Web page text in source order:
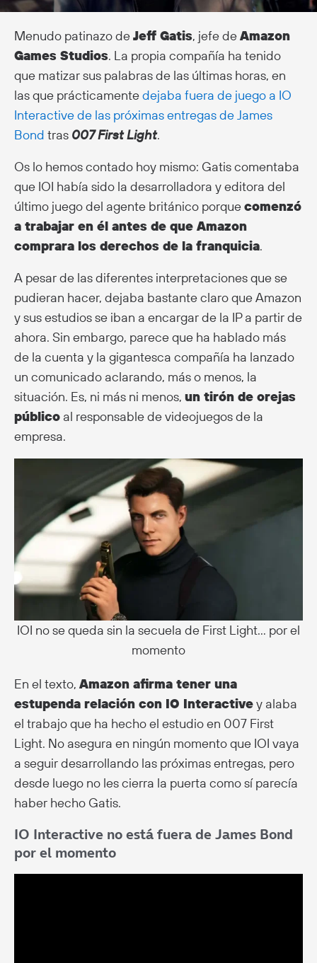
Menudo patinazo deJeff Gatis, jefe deAmazon
Games Studios. La propia compañía ha tenido
que matizar sus palabras de las últimas horas, en
las que prácticamentedejaba fuera de juego a IO
Interactive de las próximas entregas de James
Bond tras 007 First Light.
Os lo hemos contado hoy mismo: Gatis comentaba
que IOI había sido la desarrolladora y editora del
último juego del agente británico porquecomenzó
a trabajar en él antes de que Amazon
comprara los derechos de la franquicia.
A pesar de las diferentes interpretaciones que se
pudieran hacer, dejaba bastante claro que Amazon
y sus estudios se iban a encargar de la IP a partir de
ahora. Sin embargo, parece que ha hablado más
de la cuenta y la gigantesca compañía ha lanzado
un comunicado aclarando, más o menos, la
situación. Es, ni más ni menos, un tirón de orejas
público al responsable de videojuegos de la
empresa.
IOI no se queda sin la secuela de First Light… por el
momento
En el texto, Amazon afirma tener una
estupenda relación con IO Interactivey alaba
el trabajo que ha hecho el estudio en 007 First
Light. No asegura en ningún momento que IOI vaya
a seguir desarrollando las próximas entregas, pero
desde luego no les cierra la puerta como sí parecía
haber hecho Gatis.
IO Interactive no está fuera de James Bond
por el momento